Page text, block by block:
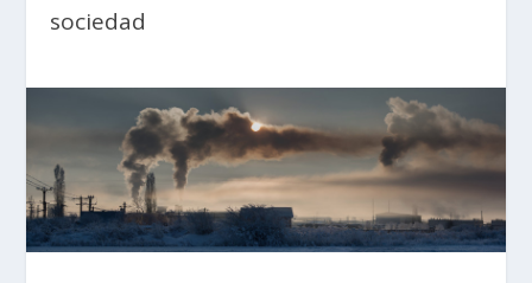
sociedad